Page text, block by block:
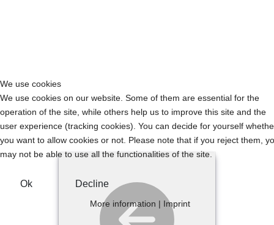
We use cookies
We use cookies on our website. Some of them are essential for the
operation of the site, while others help us to improve this site and the
user experience (tracking cookies). You can decide for yourself
you want to allow cookies or not. Please note that if you reject them,
may not be able to use all the functionalities of the site.
Ok Decline
More information | Imprint